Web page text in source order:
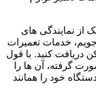
از نمایندگی های
خدمات تعمیرات
دریافت کنید. با قول
گرفته، آن ها را
خود را همانند